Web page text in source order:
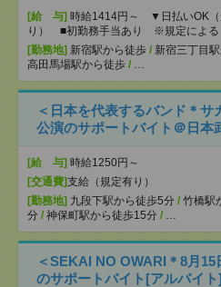
[給 与] 時給1414円～ ▼日払いOK（
り） ■初勤務手当あり ※規定による
[勤務地] 新宿駅から徒歩 / 新宿三丁目
高田馬場駅から徒歩 / …
＜日本を代表するバンド＊サ
公演のサポートバイト＠日本
[給 与] 時給1250円～
[交通費]支給（規定有り）
[勤務地] 九段下駅から徒歩5分 / 竹橋駅
分 / 神保町駅から徒歩15分 / …
＜SEKAI NO OWARI＊8月
のサポートバイト[アルバイト]